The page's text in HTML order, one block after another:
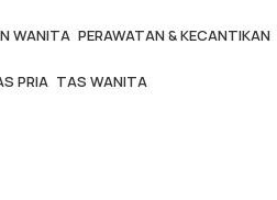
WANITA PERAWATAN & KECANTIKAN
PRIA TAS WANITA